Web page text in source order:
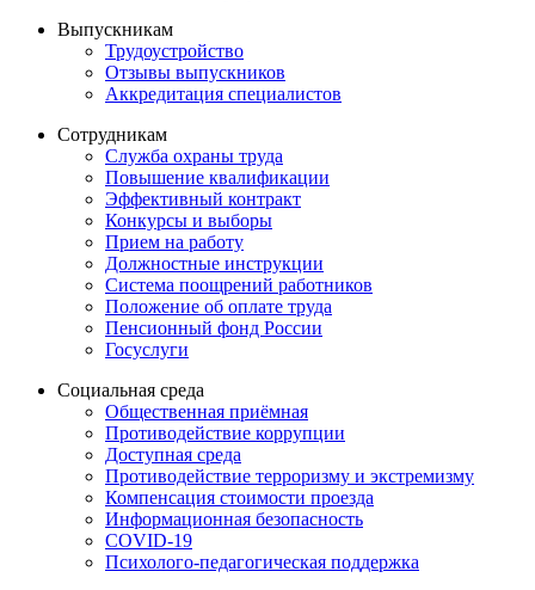
Выпускникам
Трудоустройство
Отзывы выпускников
Аккредитация специалистов
Сотрудникам
Служба охраны труда
Повышение квалификации
Эффективный контракт
Конкурсы и выборы
Прием на работу
Должностные инструкции
Система поощрений работников
Положение об оплате труда
Пенсионный фонд России
Госуслуги
Социальная среда
Общественная приёмная
Противодействие коррупции
Доступная среда
Противодействие терроризму и экстремизму
Компенсация стоимости проезда
Информационная безопасность
COVID-19
Психолого-педагогическая поддержка